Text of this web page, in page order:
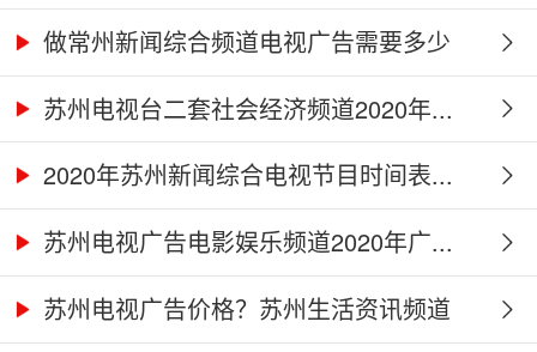
做常州新闻综合频道电视广告需要多少
钱...苏州电视台二套社会经济频道2020年...
2020年苏州新闻综合电视节目时间表...
苏州电视广告电影娱乐频道2020年广...
苏州电视广告价格？苏州生活资讯频道